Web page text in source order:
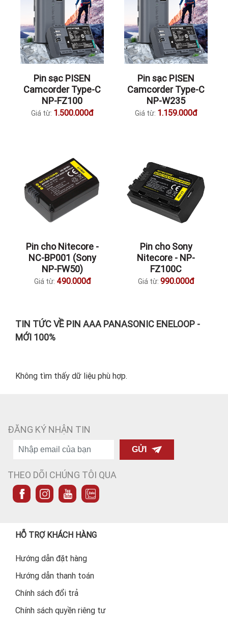
Pin sạc PISEN
Camcorder Type-C
NP-FZ100
Giá từ: 1.500.000đ
Pin sạc PISEN
Camcorder Type-C
NP-W235
Giá từ: 1.159.000đ
Pin cho Nitecore -
NC-BP001 (Sony
NP-FW50)
Giá từ: 490.000đ
Pin cho Sony
Nitecore - NP-
FZ100C
Giá từ: 990.000đ
TIN TỨC VỀ PIN AAA PANASONIC ENELOOP -
MỚI 100%
Không tìm thấy dữ liệu phù hợp.
ĐĂNG KÝ NHẬN TIN
GỬI
THEO DÕI CHÚNG TÔI QUA
HỖ TRỢ KHÁCH HÀNG
Hướng dẫn đặt hàng
Hướng dẫn thanh toán
Chính sách đổi trả
Chính sách quyền riêng tư